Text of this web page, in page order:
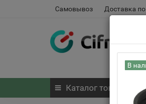
Самовывоз Доставка
Каталог товаров
В